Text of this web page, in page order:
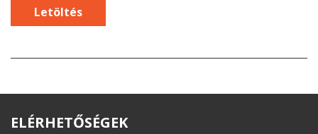
Letöltés
ELÉRHETŐSÉGEK